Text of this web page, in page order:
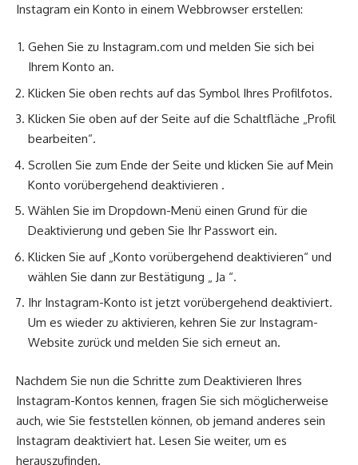
Instagram ein Konto in einem Webbrowser erstellen:
Gehen Sie zu Instagram.com und melden Sie sich bei
Ihrem Konto an.
Klicken Sie oben rechts auf das Symbol Ihres Profilfotos.
Klicken Sie oben auf der Seite auf die Schaltfläche „Profil
bearbeiten“.
Scrollen Sie zum Ende der Seite und klicken Sie auf Mein
Konto vorübergehend deaktivieren .
Wählen Sie im Dropdown-Menü einen Grund für die
Deaktivierung und geben Sie Ihr Passwort ein.
Klicken Sie auf „Konto vorübergehend deaktivieren“ und
wählen Sie dann zur Bestätigung „ Ja “.
Ihr Instagram-Konto ist jetzt vorübergehend deaktiviert.
Um es wieder zu aktivieren, kehren Sie zur Instagram-
Website zurück und melden Sie sich erneut an.
Nachdem Sie nun die Schritte zum Deaktivieren Ihres
Instagram-Kontos kennen, fragen Sie sich möglicherweise
auch, wie Sie feststellen können, ob jemand anderes sein
Instagram deaktiviert hat. Lesen Sie weiter, um es
herauszufinden.